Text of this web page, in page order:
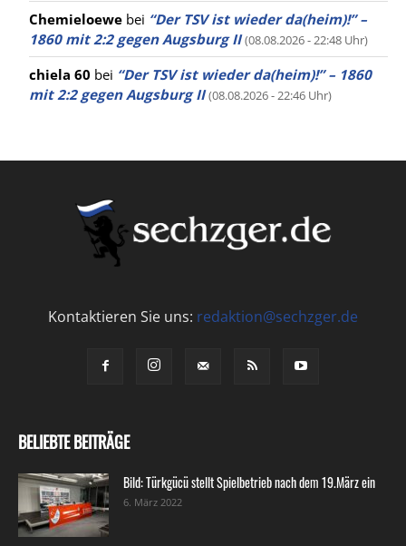
Chemieloewe bei “Der TSV ist wieder da(heim)!” –
1860 mit 2:2 gegen Augsburg II (08.08.2026 - 22:48 Uhr)
chiela 60 bei “Der TSV ist wieder da(heim)!” – 1860
mit 2:2 gegen Augsburg II (08.08.2026 - 22:46 Uhr)
Kontaktieren Sie uns: redaktion@sechzger.de
BELIEBTE BEITRÄGE
Bild: Türkgücü stellt Spielbetrieb nach dem 19.März ein
6. März 2022